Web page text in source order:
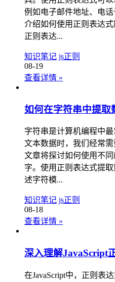
例如电子邮件地址、电
介绍如何使用正则表达
正则表达...
知识笔记 js正则
08-19
查看详情 »
如何在字符串中提取
字符串是计算机编程中
文本数据时，我们经常
文章将探讨如何使用不
字。使用正则表达式提
述字符模...
知识笔记 js正则
08-18
查看详情 »
深入理解JavaScript
在JavaScript中，正则表